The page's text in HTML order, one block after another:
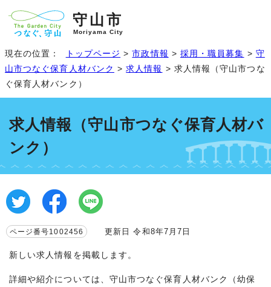
守山市
Moriyama City
現在の位置： トップページ >市政情報 > 採用・職員募集 > 守
山市つなぐ保育人材バンク >求人情報 > 求人情報（守山市つな
ぐ保育人材バンク）
求人情報（守山市つなぐ保育人材バ
ンク）
ページ番号1002456 更新日 令和8年7月7日
新しい求人情報を掲載します。
詳細や紹介については、守山市つなぐ保育人材バンク（幼保